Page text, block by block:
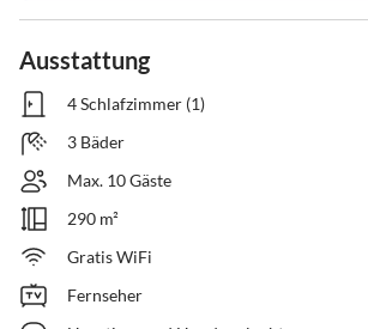
Ausstattung
4 Schlafzimmer (1)
3 Bäder
Max. 10 Gäste
290 m²
Gratis WiFi
Fernseher